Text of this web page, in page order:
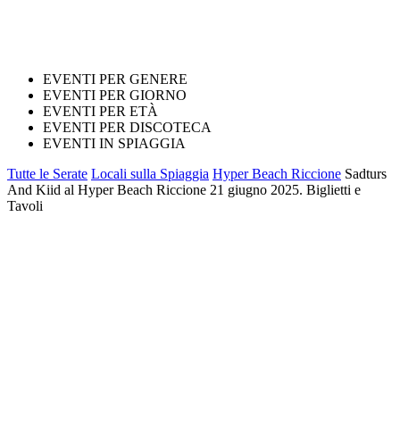
EVENTI PER GENERE
EVENTI PER GIORNO
EVENTI PER ETÀ
EVENTI PER DISCOTECA
EVENTI IN SPIAGGIA
Tutte le Serate Locali sulla Spiaggia Hyper Beach Riccione Sadturs
And Kiid al Hyper Beach Riccione 21 giugno 2025. Biglietti e
Tavoli